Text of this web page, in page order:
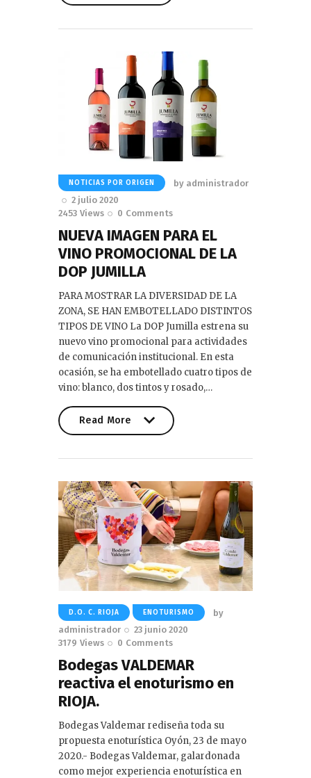
NOTICIAS POR ORIGEN by administrador
2 julio 2020
2453 Views 0 Comments
NUEVA IMAGEN PARA EL
VINO PROMOCIONAL DE LA
DOP JUMILLA
PARA MOSTRAR LA DIVERSIDAD DE LA
ZONA, SE HAN EMBOTELLADO DISTINTOS
TIPOS DE VINO La DOP Jumilla estrena su
nuevo vino promocional para actividades
de comunicación institucional. En esta
ocasión, se ha embotellado cuatro tipos de
vino: blanco, dos tintos y rosado,…
Read More
D.O. C. RIOJA ENOTURISMO
by
administrador
23 junio 2020
3179 Views 0 Comments
Bodegas VALDEMAR
reactiva el enoturismo en
RIOJA.
Bodegas Valdemar rediseña toda su
propuesta enoturística Oyón, 23 de mayo
2020.- Bodegas Valdemar, galardonada
como mejor experiencia enoturística en